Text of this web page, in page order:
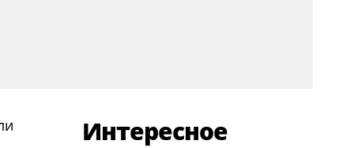
Интересное